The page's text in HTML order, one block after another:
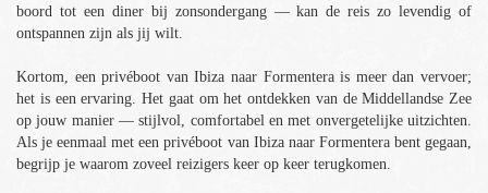
boord tot een diner bij zonsondergang — kan de reis zo levendig of
ontspannen zijn als jij wilt.
Kortom, een privéboot van Ibiza naar Formentera is meer dan vervoer;
het is een ervaring. Het gaat om het ontdekken van de Middellandse Zee
op jouw manier — stijlvol, comfortabel en met onvergetelijke uitzichten.
Als je eenmaal met een privéboot van Ibiza naar Formentera bent gegaan,
begrijp je waarom zoveel reizigers keer op keer terugkomen.